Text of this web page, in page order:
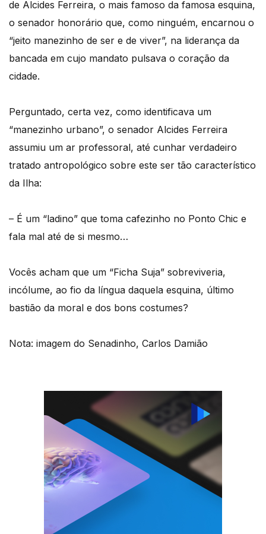
de Alcides Ferreira, o mais famoso da famosa esquina,
o senador honorário que, como ninguém, encarnou o
“jeito manezinho de ser e de viver”, na liderança da
bancada em cujo mandato pulsava o coração da
cidade.
Perguntado, certa vez, como identificava um
“manezinho urbano”, o senador Alcides Ferreira
assumiu um ar professoral, até cunhar verdadeiro
tratado antropológico sobre este ser tão característico
da Ilha:
– É um “ladino” que toma cafezinho no Ponto Chic e
fala mal até de si mesmo…
Vocês acham que um “Ficha Suja” sobreviveria,
incólume, ao fio da língua daquela esquina, último
bastião da moral e dos bons costumes?
Nota: imagem do Senadinho, Carlos Damião